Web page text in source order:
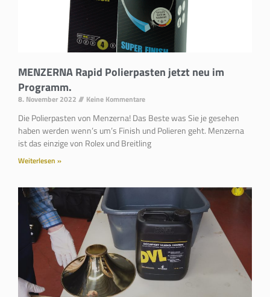
MENZERNA Rapid Polierpasten jetzt neu im
Programm.
8. November 2022 Keine Kommentare
Die Polierpasten von Menzerna! Das Beste was Sie je gesehen
haben werden wenn’s um’s Finish und Polieren geht. Menzerna
ist das einzige von Rolex und Breitling
Weiterlesen »